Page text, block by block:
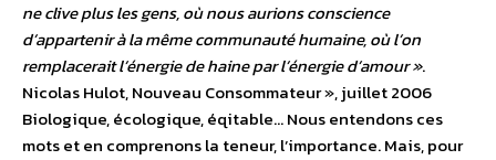
ne clive plus les gens, où nous aurions conscience
d’appartenir à la même communauté humaine, où l’on
remplacerait l’énergie de haine par l’énergie d’amour ».
Nicolas Hulot, Nouveau Consommateur », juillet 2006
Biologique, écologique, éqitable… Nous entendons ces
mots et en comprenons la teneur, l’importance. Mais, pour